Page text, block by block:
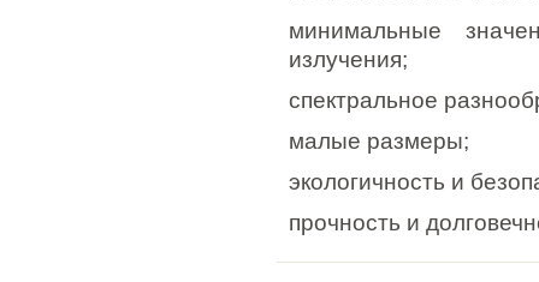
минимальные
излучения;
спектральное
малые размеры;
экологичность и
прочность и